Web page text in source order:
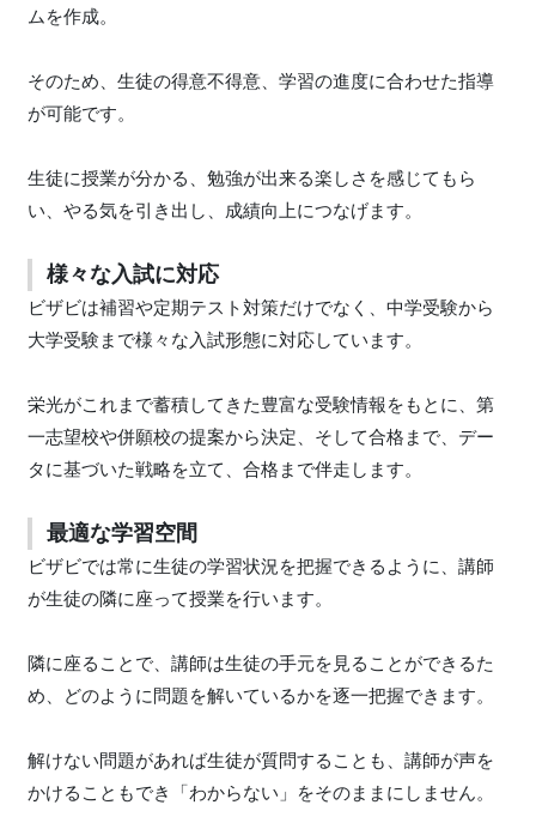
ムを作成。
そのため、生徒の得意不得意、学習の進度に合わせた指導
が可能です。
生徒に授業が分かる、勉強が出来る楽しさを感じてもら
い、やる気を引き出し、成績向上につなげます。
様々な入試に対応
ビザビは補習や定期テスト対策だけでなく、中学受験から
大学受験まで様々な入試形態に対応しています。
栄光がこれまで蓄積してきた豊富な受験情報をもとに、第
一志望校や併願校の提案から決定、そして合格まで、デー
タに基づいた戦略を立て、合格まで伴走します。
最適な学習空間
ビザビでは常に生徒の学習状況を把握できるように、講師
が生徒の隣に座って授業を行います。
隣に座ることで、講師は生徒の手元を見ることができるた
め、どのように問題を解いているかを逐一把握できます。
解けない問題があれば生徒が質問することも、講師が声を
かけることもでき「わからない」をそのままにしません。